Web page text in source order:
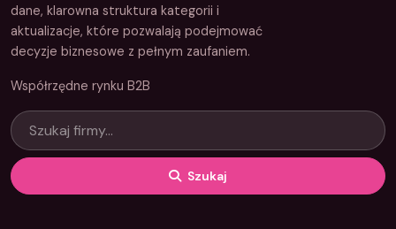
dane, klarowna struktura kategorii i
aktualizacje, które pozwalają podejmować
decyzje biznesowe z pełnym zaufaniem.
Współrzędne rynku B2B
Szukaj